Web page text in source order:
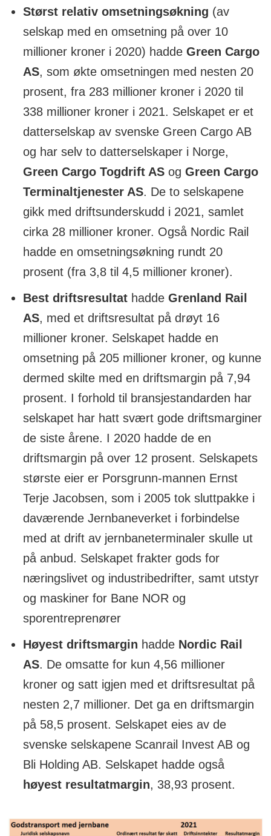
Størst relativ omsetningsøkning (av
selskap med en omsetning på over 10
millioner kroner i 2020) hadde Green Cargo
AS, som økte omsetningen med nesten 20
prosent, fra 283 millioner kroner i 2020 til
338 millioner kroner i 2021. Selskapet er et
datterselskap av svenske Green Cargo AB
og har selv to datterselskaper i Norge,
Green Cargo Togdrift AS og Green Cargo
Terminaltjenester AS. De to selskapene
gikk med driftsunderskudd i 2021, samlet
cirka 28 millioner kroner. Også Nordic Rail
hadde en omsetningsøkning rundt 20
prosent (fra 3,8 til 4,5 millioner kroner).
Best driftsresultathadde Grenland Rail
AS, med et driftsresultat på drøyt 16
millioner kroner. Selskapet hadde en
omsetning på 205 millioner kroner, og kunne
dermed skilte med en driftsmargin på 7,94
prosent. I forhold til bransjestandarden har
selskapet har hatt svært gode driftsmarginer
de siste årene. I 2020 hadde de en
driftsmargin på over 12 prosent. Selskapets
største eier er Porsgrunn-mannen Ernst
Terje Jacobsen, som i 2005 tok sluttpakke i
daværende Jernbaneverket i forbindelse
med at drift av jernbaneterminaler skulle ut
på anbud. Selskapet frakter gods for
næringslivet og industribedrifter, samt utstyr
og maskiner for Bane NOR og
sporentreprenører
Høyest driftsmargin hadde Nordic Rail
AS. De omsatte for kun 4,56 millioner
kroner og satt igjen med et driftsresultat på
nesten 2,7 millioner. Det ga en driftsmargin
på 58,5 prosent. Selskapet eies av de
svenske selskapene Scanrail Invest AB og
Bli Holding AB. Selskapet hadde også
høyest resultatmargin, 38,93 prosent.